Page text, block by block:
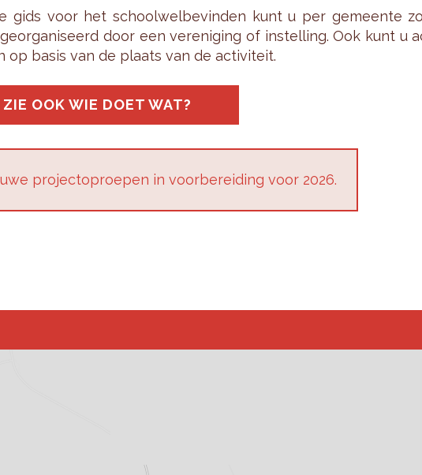
gids voor het school­wel­be­vin­den kunt u per ge­meen­te
door een ver­e­ni­ging of in­stel­ling. Ook kunt u
op basis van de plaats van de ac­ti­vi­teit.
ZIE OOK WIE DOET WAT?
pro­jec­top­roe­pen in voor­be­rei­ding voor 2026.